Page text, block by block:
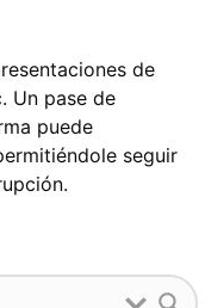
de
Un pase de
puede
seguir